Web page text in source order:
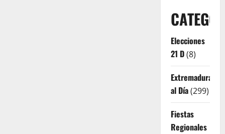
Elecciones
21 D(8)
Extremadura
al Día(299)
Fiestas
Regionales